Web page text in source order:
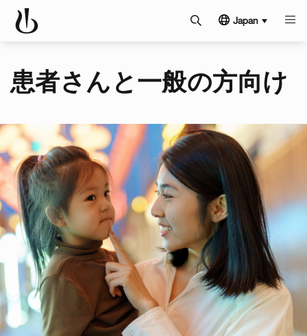
Japan
患者さんと一般の方向け